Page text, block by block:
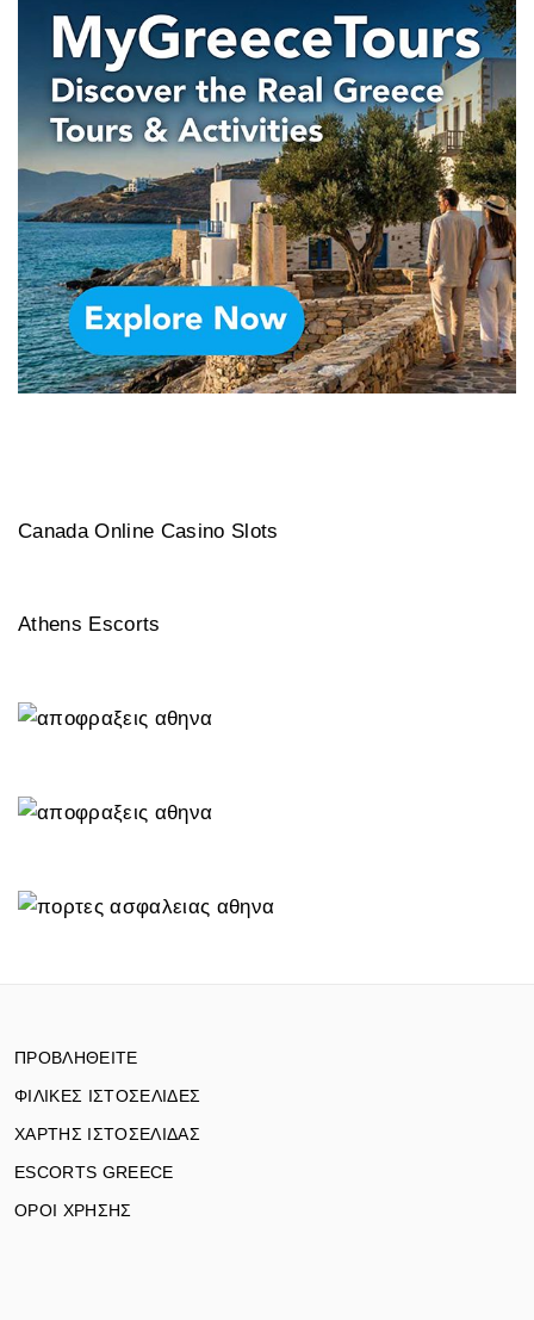
Canada Online Casino Slots
Athens Escorts
ΠΡΟΒΛΗΘΕΙΤΕ
ΦΙΛΙΚΕΣ ΙΣΤΟΣΕΛΙΔΕΣ
ΧΑΡΤΗΣ ΙΣΤΟΣΕΛΙΔΑΣ
ESCORTS GREECE
ΟΡΟΙ ΧΡΗΣΗΣ